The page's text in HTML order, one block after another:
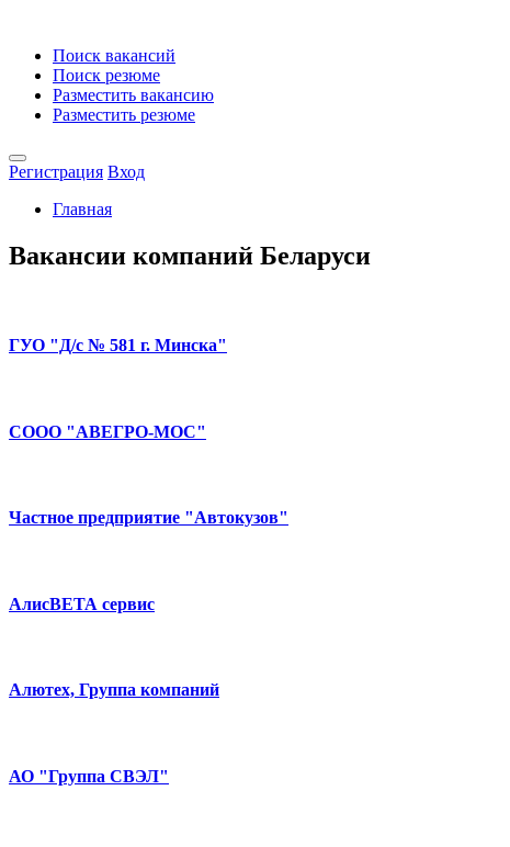
Поиск вакансий
Поиск резюме
Разместить вакансию
Разместить резюме
Регистрация Вход
Главная
Вакансии компаний Беларуси
ГУО "Д/с № 581 г. Минска"
СООО "АВЕГРО-МОС"
Частное предприятие "Автокузов"
АлисВЕТА сервис
Алютех, Группа компаний
АО "Группа СВЭЛ"